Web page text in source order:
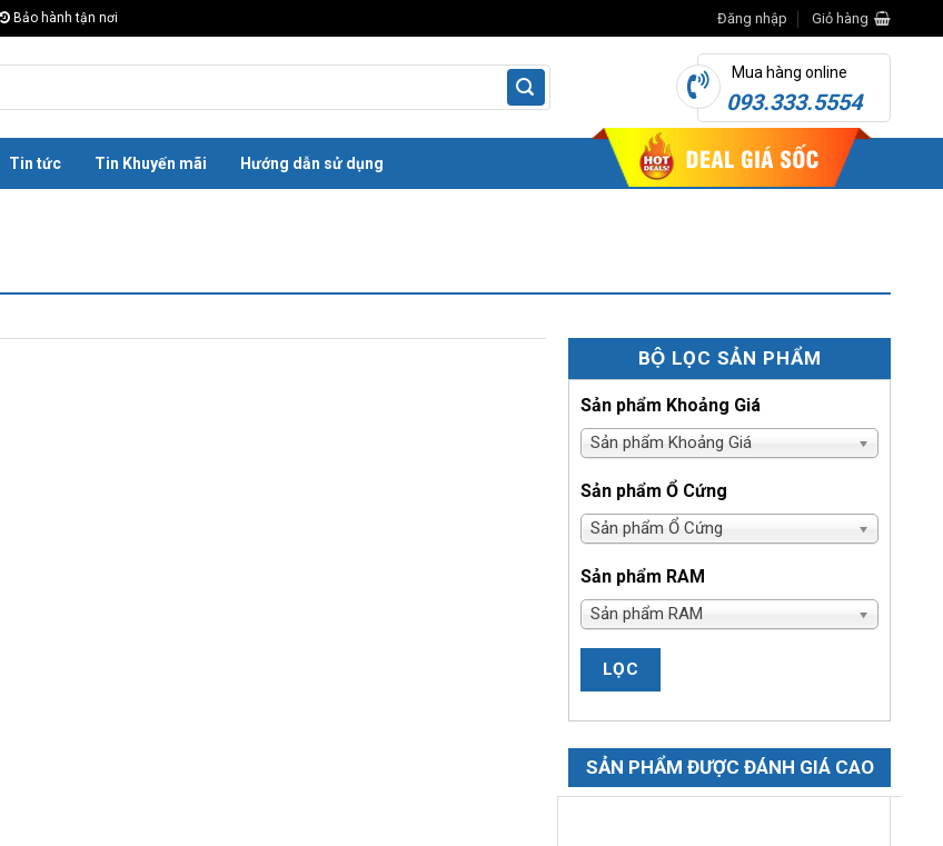
Bảo hành tận nơi Đăng nhập Giỏ hàng
Mua hàng online
093.333.5554
Tin tức Tin Khuyến mãi Hướng dẫn sử dụng
BỘ LỌC SẢN PHẨM
Sản phẩm Khoảng Giá
Sản phẩm Khoảng Giá
Sản phẩm Ổ Cứng
Sản phẩm Ổ Cứng
Sản phẩm RAM
Sản phẩm RAM
LỌC
SẢN PHẨM ĐƯỢC ĐÁNH GIÁ CAO